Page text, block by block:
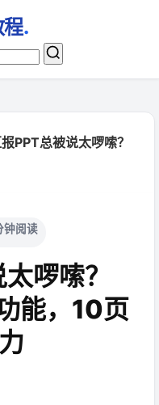
.
PPT总被说太啰嗦？
阅读
啰嗦？
能，10页